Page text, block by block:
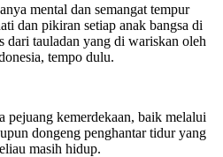
mental dan semangat tempur
dan pikiran setiap anak bangsa di
dari tauladan yang di wariskan oleh
tempo dulu.
pejuang kemerdekaan, baik melalui
dongeng penghantar tidur yang
masih hidup.